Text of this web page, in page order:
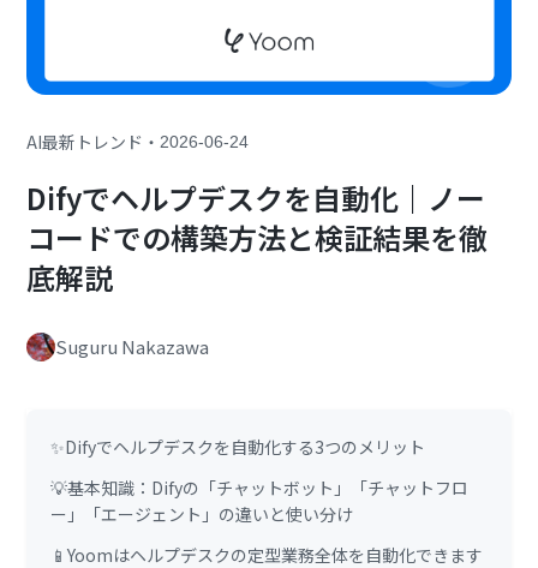
AI最新トレンド ・2026-06-24
Difyでヘルプデスクを自動化｜ノー
コードでの構築方法と検証結果を徹
底解説
Suguru Nakazawa
✨Difyでヘルプデスクを自動化する3つのメリット
💡基本知識：Difyの「チャットボット」「チャットフロ
ー」「エージェント」の違いと使い分け
📱Yoomはヘルプデスクの定型業務全体を自動化できます